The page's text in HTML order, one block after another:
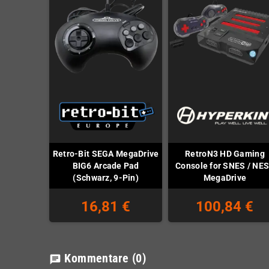
Retro-Bit SEGA MegaDrive
BIG6 Arcade Pad
(Schwarz, 9-Pin)
16,81 €
RetroN3 HD Gaming
Console for SNES /
MegaDrive
100,84 €
chat Kommentare (0)